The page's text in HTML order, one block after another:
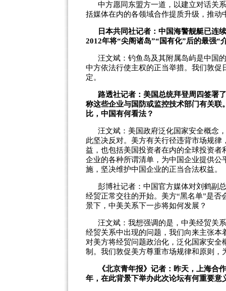
中方愿同东盟方一道，以建立对话关
括媒体在内的各领域合作提质升级，推动
日本共同社记者：中国海警舰艇已连
2012年将“尖阁诸岛”“国有化”后的最强“
汪文斌：钓鱼岛及其附属岛屿是中国
中方依法行使主权的正当举措。我们敦
定。
路透社记者：美国总统拜登周四签署
称这些企业与国防或监控技术部门有关
比，中国有何看法？
汪文斌：美国政府泛化国家安全概念
此坚决反对。美方有关行径违背市场规
益，也包括美国投资者在内的全球投资
企业的各种所谓清单，为中国企业提供
施，坚决维护中国企业的正当合法权益。
彭博社记者：中国官方媒体对刘鹤副
经贸正常交往的开始。美方“黑名单”是
景下，中美关系下一步将如何发展？
汪文斌：我想强调的是，中美经贸关
经贸关系中出现的问题，我们向来主张
对美方将经贸问题政治化，泛化国家安
制。我们敦促美方尊重市场规律和原则
《北京青年报》记者：昨天，上海合
年，在此背景下举办此次论坛有何重要意